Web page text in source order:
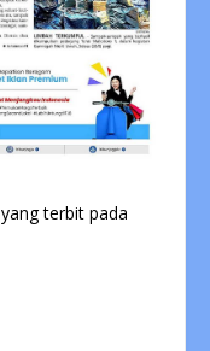
terbit pada